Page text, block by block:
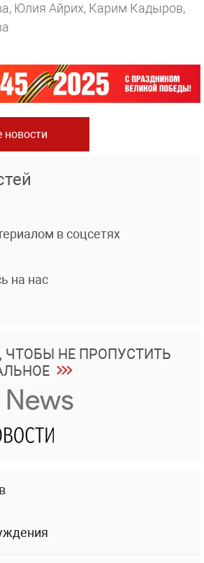
Юлия Айрих, Карим Кадыров,
новости
в соцсетях
на нас
НЕ ПРОПУСТИТЬ